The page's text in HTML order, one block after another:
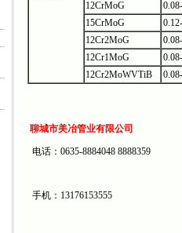
12CrMoG
15CrMoG
12Cr2MoG
12Cr1MoG
12Cr2MoWVTiB
聊城市美冶管业有限公司
电话：0635-8884048 8888359
手机：13176153555